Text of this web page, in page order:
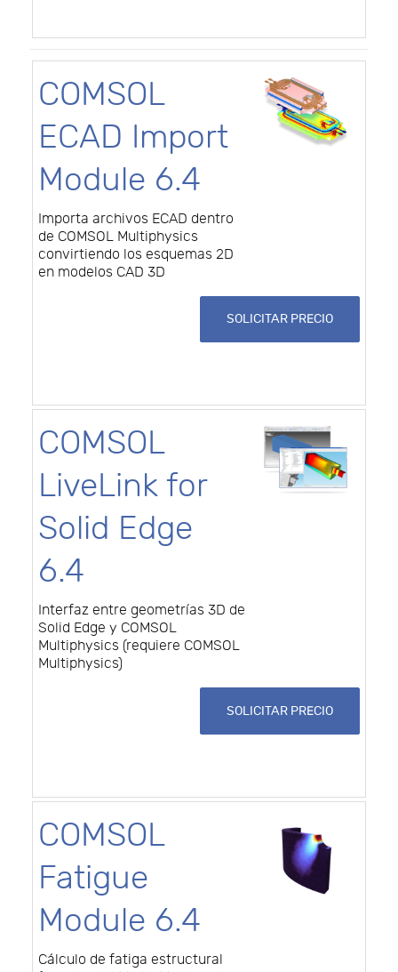
COMSOL
ECAD Import
Module 6.4
Importa archivos ECAD dentro
de COMSOL Multiphysics
convirtiendo los esquemas 2D
en modelos CAD 3D
SOLICITAR PRECIO
COMSOL
LiveLink for
Solid Edge
6.4
Interfaz entre geometrías 3D de
Solid Edge y COMSOL
Multiphysics (requiere COMSOL
Multiphysics)
SOLICITAR PRECIO
COMSOL
Fatigue
Module 6.4
Cálculo de fatiga estructural